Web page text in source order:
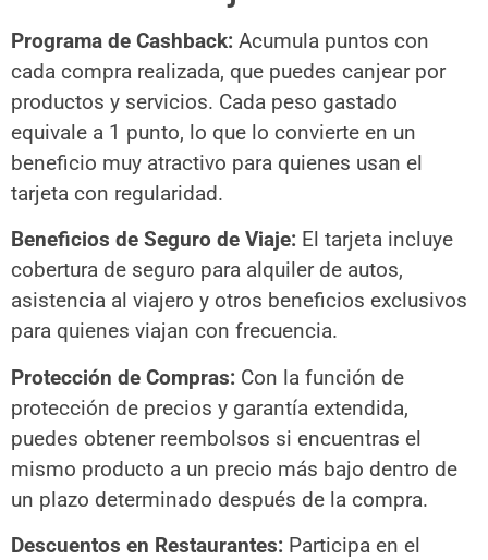
Programa de Cashback: Acumula puntos con
cada compra realizada, que puedes canjear por
productos y servicios. Cada peso gastado
equivale a 1 punto, lo que lo convierte en un
beneficio muy atractivo para quienes usan el
tarjeta con regularidad.
Beneficios de Seguro de Viaje: El tarjeta incluye
cobertura de seguro para alquiler de autos,
asistencia al viajero y otros beneficios exclusivos
para quienes viajan con frecuencia.
Protección de Compras: Con la función de
protección de precios y garantía extendida,
puedes obtener reembolsos si encuentras el
mismo producto a un precio más bajo dentro de
un plazo determinado después de la compra.
Descuentos en Restaurantes: Participa en el